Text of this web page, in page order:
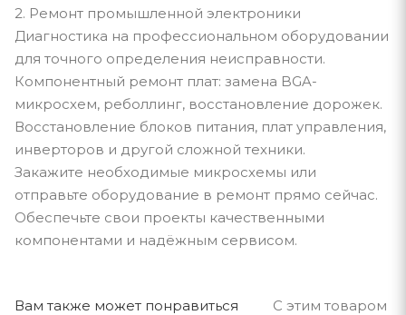
2. Ремонт промышленной электроники
Диагностика на профессиональном оборудовании
для точного определения неисправности.
Компонентный ремонт плат: замена BGA-
микросхем, реболлинг, восстановление дорожек.
Восстановление блоков питания, плат управления,
инверторов и другой сложной техники.
Закажите необходимые микросхемы или
отправьте оборудование в ремонт прямо сейчас.
Обеспечьте свои проекты качественными
компонентами и надёжным сервисом.
Вам также может понравиться С этим товаром